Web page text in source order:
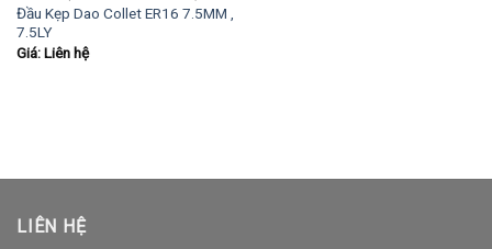
Đầu Kẹp Dao Collet ER16 7.5MM ,
7.5LY
Giá: Liên hệ
LIÊN HỆ